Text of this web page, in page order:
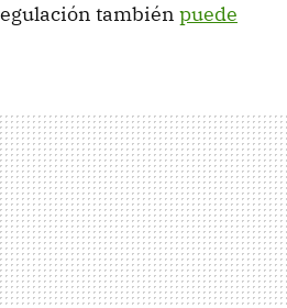
también puede